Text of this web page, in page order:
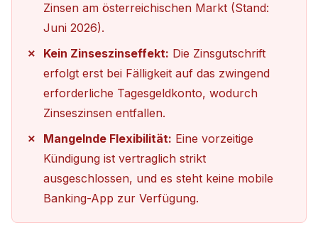
Zinsen am österreichischen Markt (Stand:
Juni 2026).
Kein Zinseszinseffekt: Die Zinsgutschrift
erfolgt erst bei Fälligkeit auf das zwingend
erforderliche Tagesgeldkonto, wodurch
Zinseszinsen entfallen.
Mangelnde Flexibilität: Eine vorzeitige
Kündigung ist vertraglich strikt
ausgeschlossen, und es steht keine mobile
Banking-App zur Verfügung.